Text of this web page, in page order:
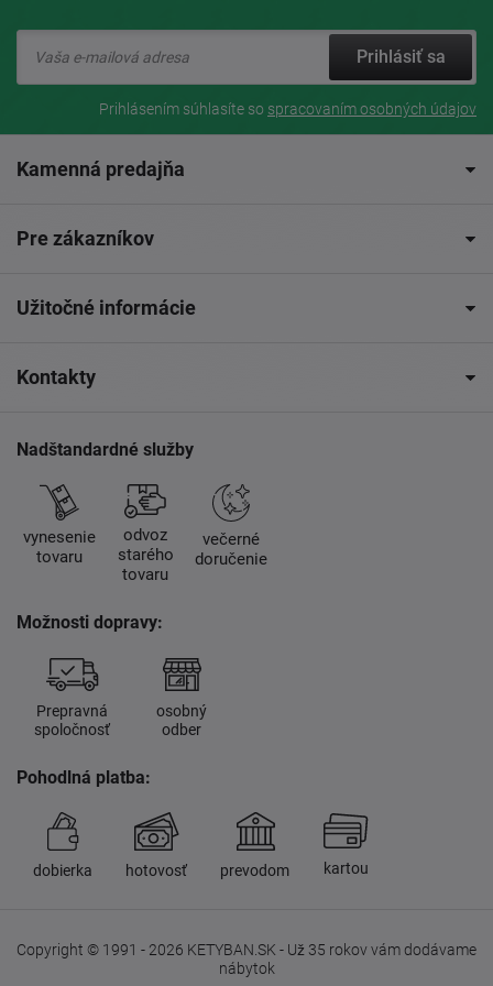
Prihlásiť sa
Prihlásením súhlasíte so spracovaním osobných údajov
Kamenná predajňa
Pre zákazníkov
Užitočné informácie
Kontakty
Nadštandardné služby
vynesenie
tovaru
odvoz
starého
tovaru
večerné
doručenie
Možnosti dopravy:
Prepravná
spoločnosť
osobný
odber
Pohodlná platba:
dobierka hotovosť prevodom kartou
Copyright © 1991 - 2026 KETYBAN.SK - Už 35 rokov vám dodávame
nábytok